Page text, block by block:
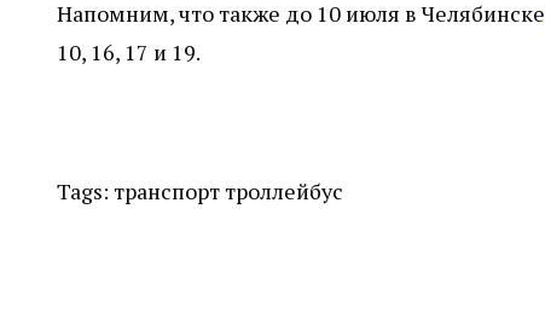
Напомним, что также до 10 июля в Челябинске
10, 16, 17 и 19.
Tags: транспорттроллейбус